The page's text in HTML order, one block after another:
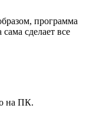
программа
сделает все
на ПК.